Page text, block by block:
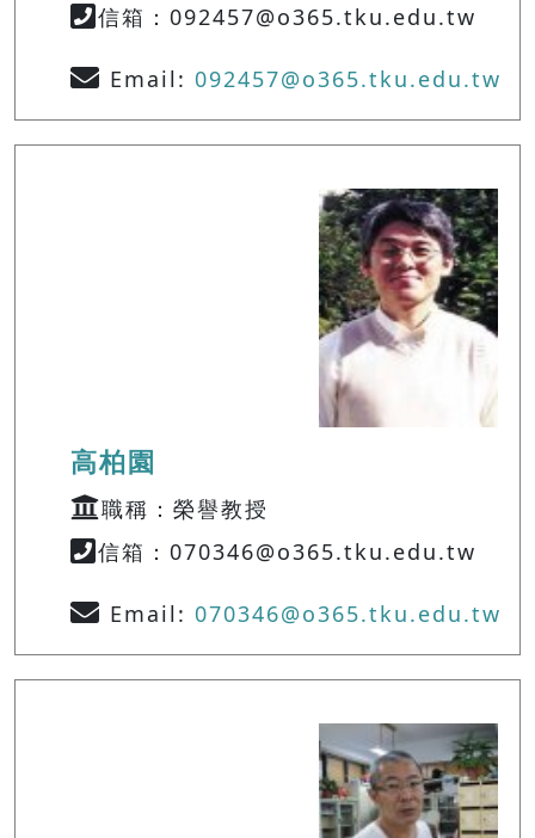
信箱：092457@o365.tku.edu.tw
Email: 092457@o365.tku.edu.tw
高柏園
職稱：榮譽教授
信箱：070346@o365.tku.edu.tw
Email: 070346@o365.tku.edu.tw